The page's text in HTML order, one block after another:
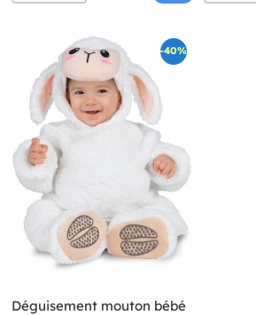
-40%
Déguisement mouton bébé